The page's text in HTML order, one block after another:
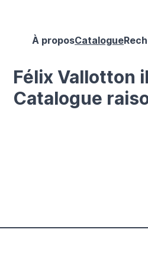
À proposCatalogue
Félix Vallotton
Catalogue